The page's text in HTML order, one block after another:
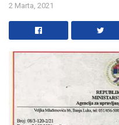
2 Marta, 2021